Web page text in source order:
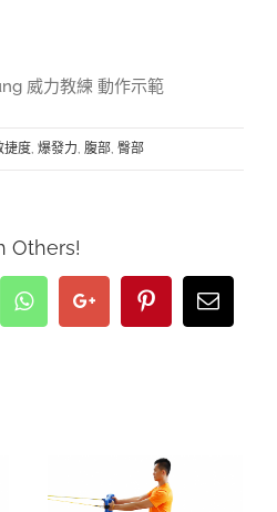
威力教練 動作示範
捷度, 爆發力, 腹部, 臀部
Others!
WhatsappGoogle+ PinterestEmail